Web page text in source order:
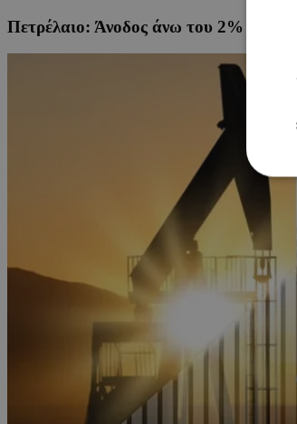
Πετρέλαιο: Άνοδος άνω του 2% μετά